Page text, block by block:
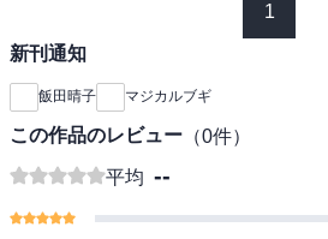
1
新刊通知
飯田晴子 マジカルブギ
この作品のレビュー （0件）
平均 --